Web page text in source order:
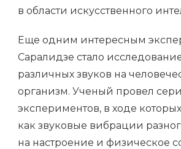
в области искусственного
Еще одним интересным
Саралидзе стало
различных звуков на
организм. Ученый провел
экспериментов, в ходе
как звуковые вибрации
на настроение и физическое